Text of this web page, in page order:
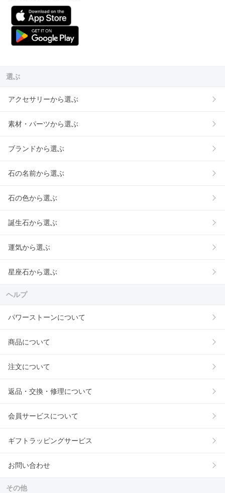
選ぶ
アクセサリーから選ぶ
素材・パーツから選ぶ
ブランドから選ぶ
石の名前から選ぶ
石の色から選ぶ
誕生石から選ぶ
運気から選ぶ
星座石から選ぶ
ヘルプ
パワーストーンについて
商品について
注文について
返品・交換・修理について
会員サービスについて
ギフトラッピングサービス
お問い合わせ
その他